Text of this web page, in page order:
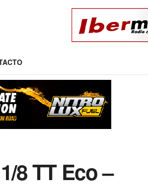
8 TT Eco –